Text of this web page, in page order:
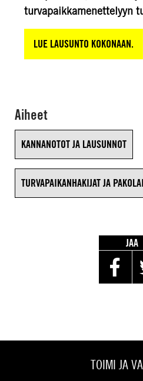
turvapaikkamenettelyyn
LUE LAUSUNTO KOKONAAN.
Aiheet
KANNANOTOT JA LAUSUNNOT
TURVAPAIKANHAKIJAT JA
JAA
TOIMI JA